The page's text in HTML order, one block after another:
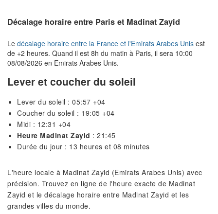
Décalage horaire entre Paris et Madinat Zayid
Le décalage horaire entre la France et l'Emirats Arabes Unis est
de +2 heures. Quand il est 8h du matin à Paris, il sera 10:00
08/08/2026 en Emirats Arabes Unis.
Lever et coucher du soleil
Lever du soleil : 05:57 +04
Coucher du soleil : 19:05 +04
Midi : 12:31 +04
Heure Madinat Zayid : 21:45
Durée du jour : 13 heures et 08 minutes
L'heure locale à Madinat Zayid (Emirats Arabes Unis) avec
précision. Trouvez en ligne de l'heure exacte de Madinat
Zayid et le décalage horaire entre Madinat Zayid et les
grandes villes du monde.